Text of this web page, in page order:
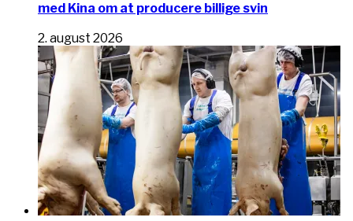
med Kina om at producere billige svin
2. august 2026